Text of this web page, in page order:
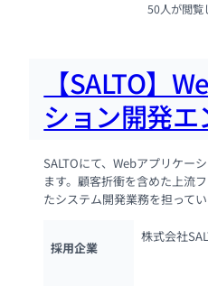
50人が閲覧
【SALTO】
ション開発
SALTOにて、Webアプリケー
ます。顧客折衝を含めた上流
たシステム開発業務を担ってい
採用企業
株式会社